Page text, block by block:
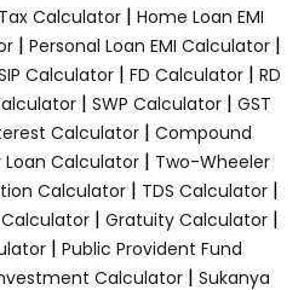
Calculator | Home Loan EMI
| Personal Loan EMI Calculator |
Calculator | FD Calculator | RD
| SWP Calculator | GST
Calculator| Compound
Loan Calculator| Two-Wheeler
Calculator| TDS Calculator|
| Gratuity Calculator|
| Public Provident Fund
Calculator| Sukanya